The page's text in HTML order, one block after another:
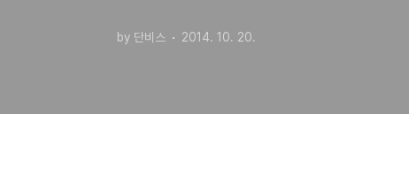
by 단비스 2014. 10. 20.